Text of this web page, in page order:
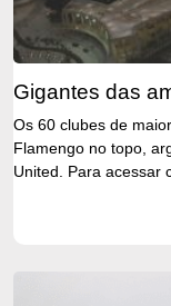
gigantes das
Os 60 clubes de
Flamengo no topo,
United. Para acessar